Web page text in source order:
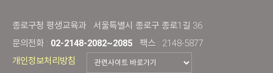
종로구청 평생교육과
서울특별시 종로구 종로1길 36
문의전화 : 02-2148-2082~2085
팩스 : 2148-5877
개인정보처리방침